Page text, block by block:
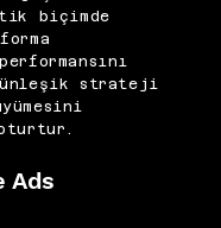
biçimde
strateji
Ads